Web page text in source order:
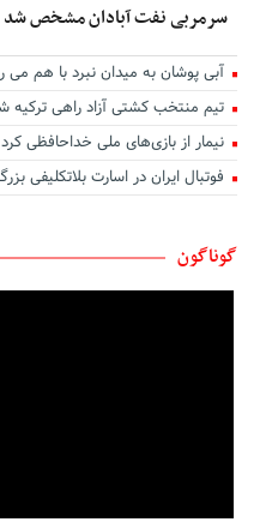
نیمه مرطوب ماه
میوه های آرزو رسیدنی است
ایستگاه استجابت دعا
به باغ همسفران
اگر عاشق کسی دیگر شوم
بوی تو
دوست داشتن
سرمربی نفت آبادان مشخص شد
آبی پوشان به میدان نبرد با هم می
تیم منتخب کشتی آزاد راهی ترکیه
نیمار از بازی‌های ملی خداحافظی کرد
فوتبال ایران در اسارت بلاتکلیفی
گوناگون